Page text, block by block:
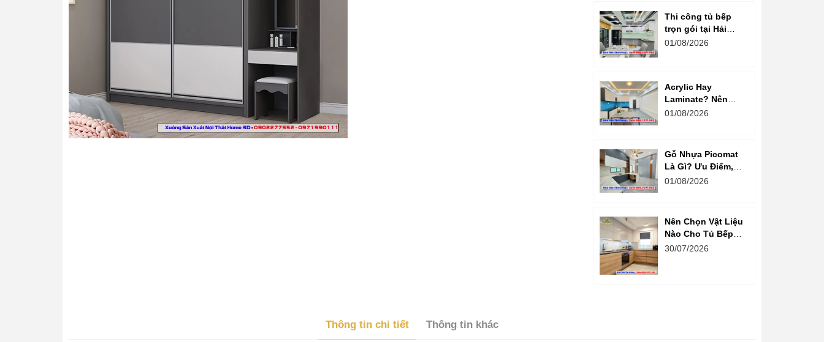
Thi công tủ bếp
trọn gói tại Hải
Dương cam kết
01/08/2026
Acrylic Hay
Laminate? Nên
Chọn Loại Nào
01/08/2026
Gỗ Nhựa Picomat
Là Gì? Ưu Điểm,
Nhược Điểm Và
01/08/2026
Nên Chọn Vật Liệu
Nào Cho Tủ Bếp
Chung Cư?
30/07/2026
Thông tin chi tiết Thông tin khác